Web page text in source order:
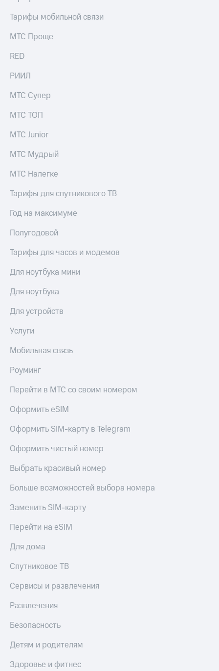
Тарифы мобильной связи
МТС Проще
RED
РИИЛ
МТС Супер
МТС ТОП
МТС Junior
МТС Мудрый
МТС Налегке
Тарифы для спутникового ТВ
Год на максимуме
Полугодовой
Тарифы для часов и модемов
Для ноутбука мини
Для ноутбука
Для устройств
Услуги
Мобильная связь
Роуминг
Перейти в МТС со своим номером
Оформить eSIM
Оформить SIM-карту в Telegram
Оформить чистый номер
Выбрать красивый номер
Больше возможностей выбора номера
Заменить SIM-карту
Перейти на eSIM
Для дома
Спутниковое ТВ
Сервисы и развлечения
Развлечения
Безопасность
Детям и родителям
Здоровье и фитнес